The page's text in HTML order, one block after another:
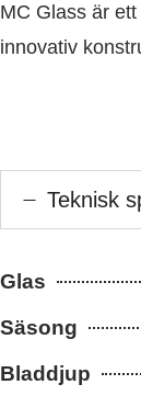
MC Glass är
innovativ
Teknisk
Glas
Säsong
Bladdjup